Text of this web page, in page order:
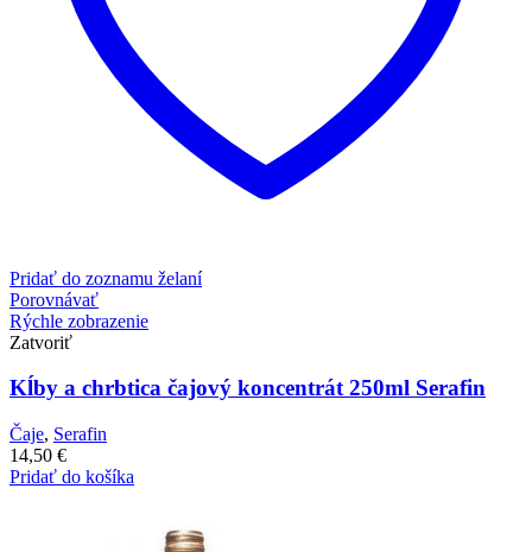
Pridať do zoznamu želaní
Porovnávať
Rýchle zobrazenie
Zatvoriť
Kĺby a chrbtica čajový koncentrát 250ml Serafin
Čaje, Serafin
14,50 €
Pridať do košíka